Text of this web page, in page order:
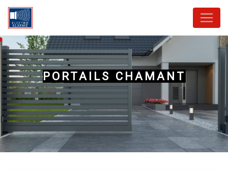
PORTAILS CHAMANT
Panneau de gestion des cookies